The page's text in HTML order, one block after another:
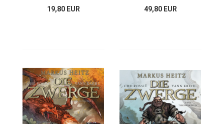
19,80 EUR 49,80 EUR